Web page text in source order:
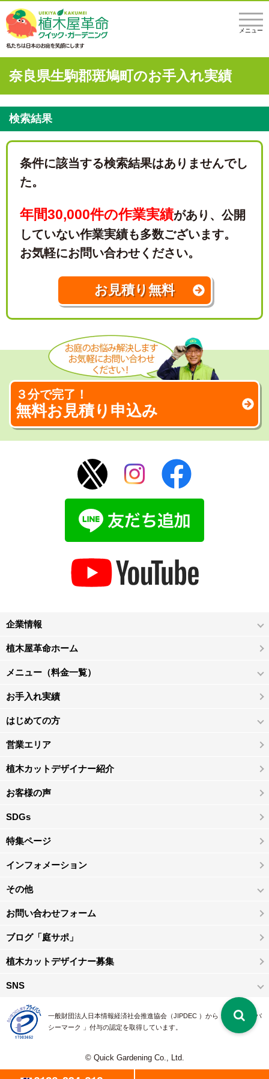
メニュー
奈良県生駒郡斑鳩町のお手入れ実績
検索結果
条件に該当する検索結果はありませんでし
た。
年間30,000件の作業実績があり、 公開
していない作業実績も多数ございます。
お気軽にお問い合わせください。
お見積り無料
３分で完了！
無料お見積り申込み
企業情報
植木屋革命ホーム
メニュー（料金一覧）
お手入れ実績
はじめての方
営業エリア
植木カットデザイナー紹介
お客様の声
SDGs
特集ページ
インフォメーション
その他
お問い合わせフォーム
ブログ「庭サポ」
植木カットデザイナー募集
SNS
一般財団法人日本情報経済社会推進協会（JIPDEC ）から 、「 プライバ
シーマーク 」付与の認定を取得しています。
© Quick Gardening Co., Ltd.